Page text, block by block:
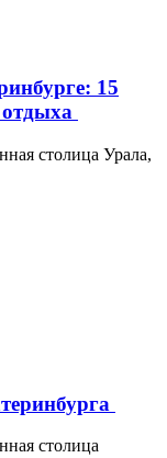
15
столица Урала,
столица